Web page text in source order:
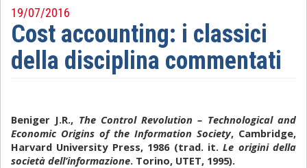
Politica
Sociologia
Storia
Matematica
19/07/2016
Cost accounting: i classici
della disciplina commentati
Beniger J.R., The Control Revolution – Technological and
Economic Origins of the Information Society, Cambridge,
Harvard University Press, 1986 (trad. it.Le origini della
società dell’informazione. Torino, UTET, 1995).